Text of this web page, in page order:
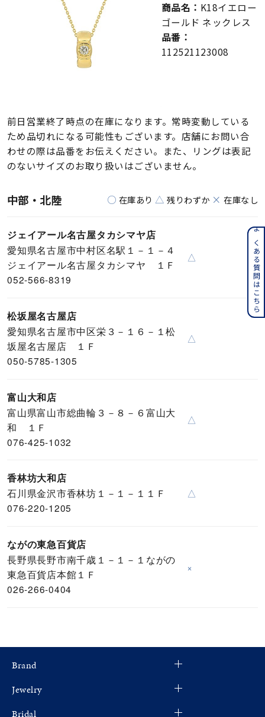
すべて表示
商品名： K18イエロー
ゴールド ネックレス
品番：
112521123008
前日営業終了時点の在庫になります。常時変動している
ため品切れになる可能性もございます。店舗にお問い合
わせの際は品番をお伝えください。また、リングは表記
のないサイズのお取り扱いはございません。
○ 在庫あり △ 残りわずか × 在庫なし
中部・北陸
ジェイアール名古屋タカシマヤ店
愛知県名古屋市中村区名駅１－１－４
ジェイアール名古屋タカシマヤ １Ｆ
052-566-8319
△
松坂屋名古屋店
愛知県名古屋市中区栄３－１６－１松
坂屋名古屋店 １Ｆ
050-5785-1305
△
富山大和店
富山県富山市総曲輪３－８－６富山大
和 １Ｆ
076-425-1032
△
香林坊大和店
石川県金沢市香林坊１－１－１１Ｆ
076-220-1205
△
ながの東急百貨店
長野県長野市南千歳１－１－１ながの
東急百貨店本館１Ｆ
026-266-0404
×
Brand
Jewelry
Bridal
よくある質問はこちら